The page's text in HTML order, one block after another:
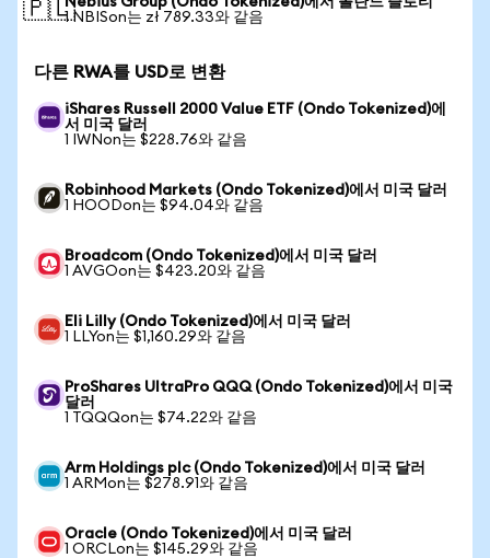
🇵🇱1 NBISon는 zł 789.33와 같음
다른 RWA를 USD로 변환
iShares Russell 2000 Value ETF (Ondo Tokenized)에
서 미국 달러
1 IWNon는 $228.76와 같음
Robinhood Markets (Ondo Tokenized)에서 미국 달러
1 HOODon는 $94.04와 같음
Broadcom (Ondo Tokenized)에서 미국 달러
1 AVGOon는 $423.20와 같음
Eli Lilly (Ondo Tokenized)에서 미국 달러
1 LLYon는 $1,160.29와 같음
ProShares UltraPro QQQ (Ondo Tokenized)에서 미국
달러
1 TQQQon는 $74.22와 같음
Arm Holdings plc (Ondo Tokenized)에서 미국 달러
1 ARMon는 $278.91와 같음
Oracle (Ondo Tokenized)에서 미국 달러
1 ORCLon는 $145.29와 같음